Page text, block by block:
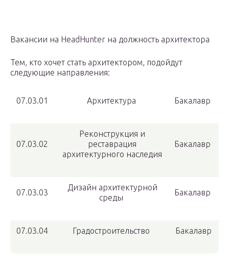
Вакансии на HeadHunter на должность архитектора
Тем, кто хочет стать архитектором, подойдут
следующие направления:
07.03.01 Архитектура Бакалавр
07.03.02
Реконструкция и
реставрация
архитектурного наследия
Бакалавр
07.03.03
Дизайн архитектурной
среды
Бакалавр
07.03.04 Градостроительство Бакалавр